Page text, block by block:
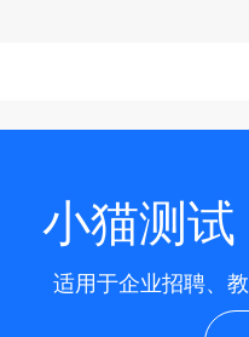
小猫测
适用于企业招聘、